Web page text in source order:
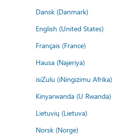
Dansk (Danmark)
English (United States)
Français (France)
Hausa (Najeriya)
isiZulu (iNingizimu Afrika)
Kinyarwanda (U Rwanda)
Lietuvių (Lietuva)
Norsk (Norge)